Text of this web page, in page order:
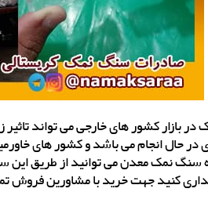
بازار کشور های خارجی می تواند
در حال انجام می باشد و کشور های
نمک معدن می توانید از طریق این
کنید جهت خرید با مشاورین فروش